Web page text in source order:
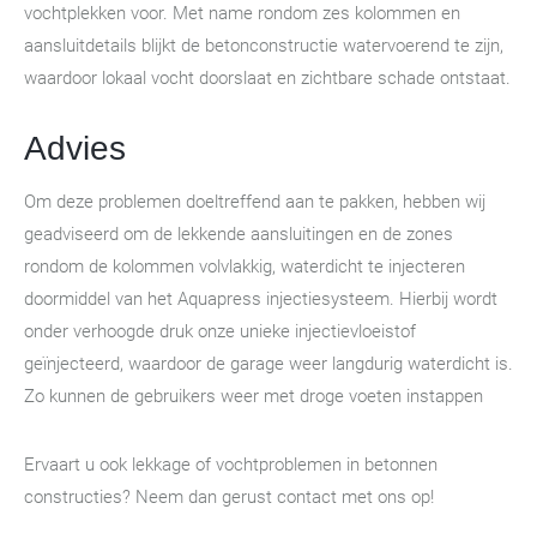
vochtplekken voor. Met name rondom zes kolommen en
aansluitdetails blijkt de betonconstructie watervoerend te zijn,
waardoor lokaal vocht doorslaat en zichtbare schade ontstaat.
Advies
Om deze problemen doeltreffend aan te pakken, hebben wij
geadviseerd om de lekkende aansluitingen en de zones
rondom de kolommen volvlakkig, waterdicht te injecteren
doormiddel van het Aquapress injectiesysteem. Hierbij wordt
onder verhoogde druk onze unieke injectievloeistof
geïnjecteerd, waardoor de garage weer langdurig waterdicht is.
Zo kunnen de gebruikers weer met droge voeten instappen
Ervaart u ook lekkage of vochtproblemen in betonnen
constructies? Neem dan gerust contact met ons op!